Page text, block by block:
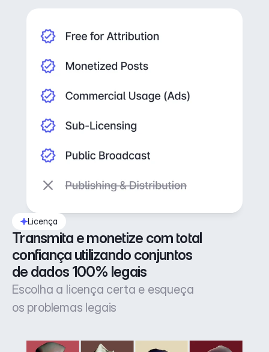
Licença
Transmita e monetize com total
confiança utilizando conjuntos
de dados 100% legais
Escolha a licença certa e esqueça
os problemas legais